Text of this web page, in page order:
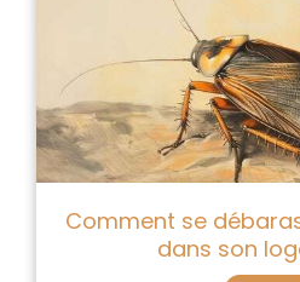
Comment se
dans son